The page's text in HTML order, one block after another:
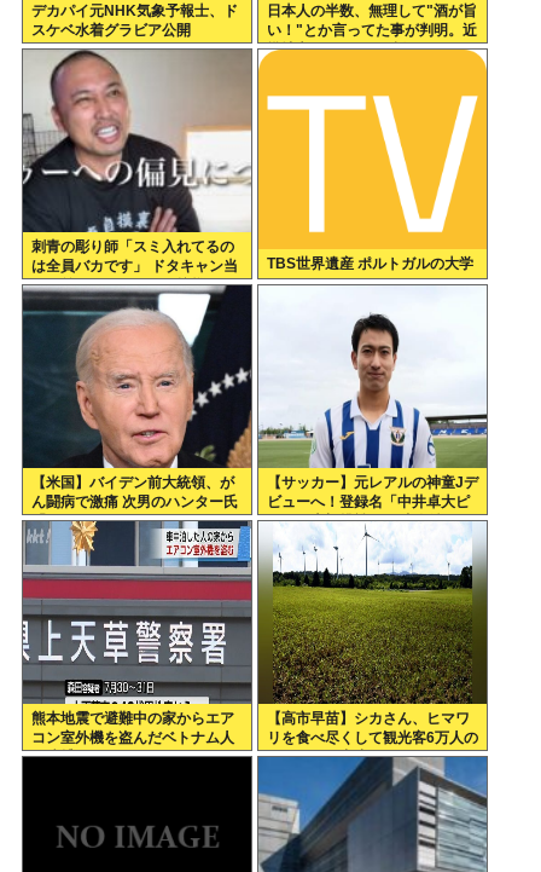
デカパイ元NHK気象予報士、ド
スケベ水着グラビア公開
日本人の半数、無理して"酒が旨
い！"とか言ってた事が判明。近
畿地方に関しては6割が下戸
刺青の彫り師「スミ入れてるの
は全員バカです」 ドタキャン当
たり前、カネはない、挨拶もで
きない
TBS世界遺産 ポルトガルの大学
【米国】バイデン前大統領、が
ん闘病で激痛 次男のハンター氏
「見ていてとてもつらい」
【サッカー】元レアルの神童Jデ
ビューへ！登録名「中井卓大ピ
ピ」日本初挑戦の22歳今治MFが
開幕戦に先発
熊本地震で避難中の家からエア
コン室外機を盗んだベトナム人
を逮捕
【高市早苗】シカさん、ヒマワ
リを食べ尽くして観光客6万人の
イベントが中止になる…さらに
コスモス畑も食べ尽くす